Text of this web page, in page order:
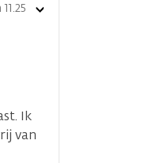
Ik
van
Toon